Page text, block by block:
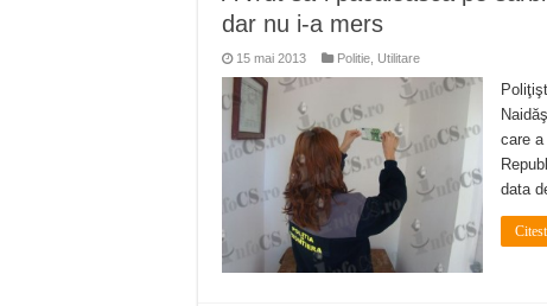
dar nu i-a mers
15 mai 2013 Politie Utilitare
care
data